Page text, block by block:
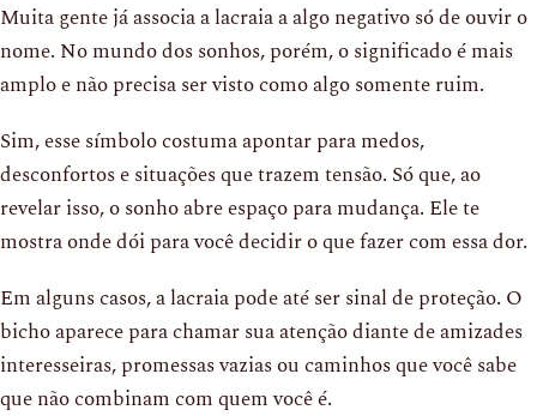
Muita gente já associa a lacraia a algo negativo só de ouvir o
nome. No mundo dos sonhos, porém, o significado é mais
amplo e não precisa ser visto como algo somente ruim.
Sim, esse símbolo costuma apontar para medos,
desconfortos e situações que trazem tensão. Só que, ao
revelar isso, o sonho abre espaço para mudança. Ele te
mostra onde dói para você decidir o que fazer com essa dor.
Em alguns casos, a lacraia pode até ser sinal de proteção. O
bicho aparece para chamar sua atenção diante de amizades
interesseiras, promessas vazias ou caminhos que você sabe
que não combinam com quem você é.